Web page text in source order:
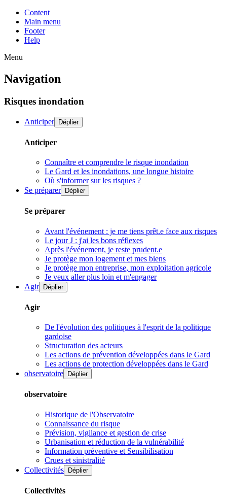
Content
Main menu
Footer
Help
Menu
Navigation
Risques inondation
Anticiper Déplier
Anticiper
Connaître et comprendre le risque inondation
Le Gard et les inondations, une longue histoire
Où s'informer sur les risques ?
Se préparer
Déplier
Se préparer
Avant l'événement : je me tiens prêt.e face aux risques
Le jour J : j'ai les bons réflexes
Après l'événement, je reste prudent.e
Je protège mon logement et mes biens
Je protège mon entreprise, mon exploitation agricole
Je veux aller plus loin et m'engager
Agir Déplier
Agir
De l'évolution des politiques à l'esprit de la politique
gardoise
Structuration des acteurs
Les actions de prévention développées dans le Gard
Les actions de protection développées dans le Gard
observatoire
Déplier
observatoire
Historique de l'Observatoire
Connaissance du risque
Prévision, vigilance et gestion de crise
Urbanisation et réduction de la vulnérabilité
Information préventive et Sensibilisation
Crues et sinistralité
Collectivités Déplier
Collectivités